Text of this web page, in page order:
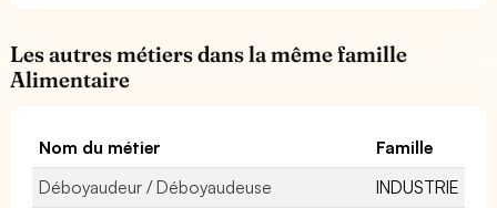
Les autres métiers dans la même famille
Alimentaire
Nom du métier
Famille
Déboyaudeur / Déboyaudeuse
INDUSTRIE